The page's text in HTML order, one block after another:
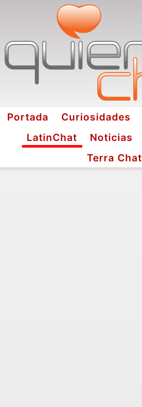
Portada Curiosidades
LatinChat
Noticias
Terra Chat